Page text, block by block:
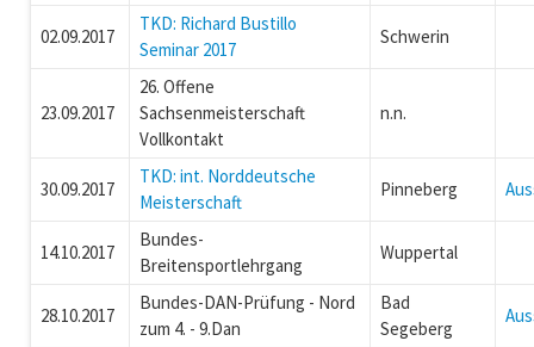
02.09.2017
TKD: Richard Bustillo
Seminar 2017
Schwerin
23.09.2017
26. Offene
Sachsenmeisterschaft
Vollkontakt
n.n.
30.09.2017
TKD: int. Norddeutsche
Meisterschaft
Pinneberg
14.10.2017
Bundes-
Breitensportlehrgang
Wuppertal
28.10.2017
Bundes-DAN-Prüfung - Nord
zum 4. - 9.Dan
Bad
Segeberg